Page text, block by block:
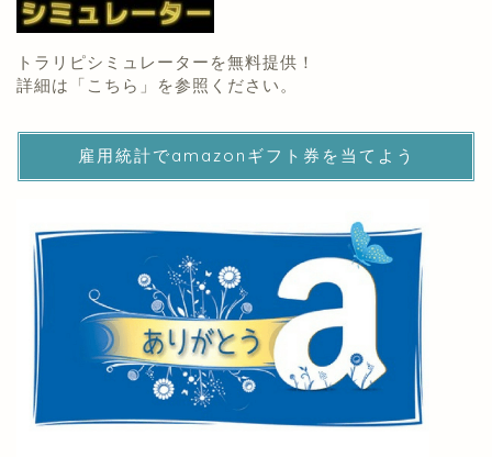
トラリピシミュレーターを無料提供！
詳細は「 こちら 」を参照ください。
雇用統計でamazonギフト券を当てよう